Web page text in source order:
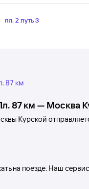
пл. 2 путь 3
87 км
87 км — Москва
Курской
на поезде. Наш